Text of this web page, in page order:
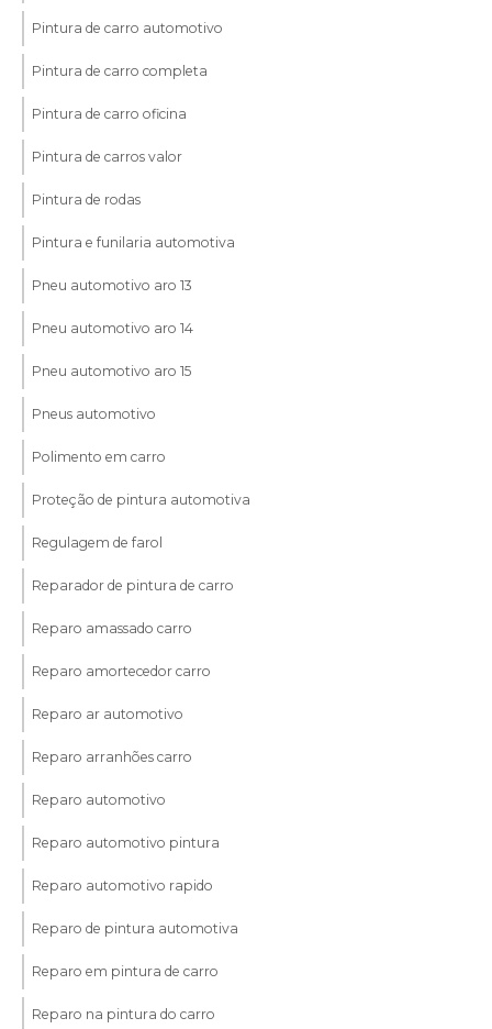
Pintura de carro automotivo
Pintura de carro completa
Pintura de carro oficina
Pintura de carros valor
Pintura de rodas
Pintura e funilaria automotiva
Pneu automotivo aro 13
Pneu automotivo aro 14
Pneu automotivo aro 15
Pneus automotivo
Polimento em carro
Proteção de pintura automotiva
Regulagem de farol
Reparador de pintura de carro
Reparo amassado carro
Reparo amortecedor carro
Reparo ar automotivo
Reparo arranhões carro
Reparo automotivo
Reparo automotivo pintura
Reparo automotivo rapido
Reparo de pintura automotiva
Reparo em pintura de carro
Reparo na pintura do carro